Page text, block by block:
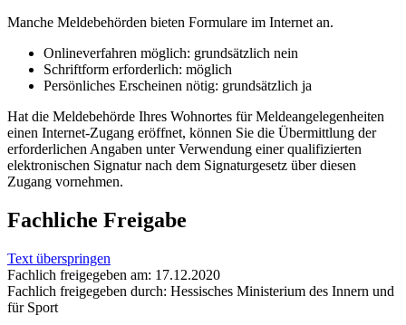
Manche Meldebehörden bieten Formulare im Internet an.
Onlineverfahren möglich: grundsätzlich nein
Schriftform erforderlich: möglich
Persönliches Erscheinen nötig: grundsätzlich ja
Hat die Meldebehörde Ihres Wohnortes für Meldeangelegenheiten
einen Internet-Zugang eröffnet, können Sie die Übermittlung der
erforderlichen Angaben unter Verwendung einer qualifizierten
elektronischen Signatur nach dem Signaturgesetz über diesen
Zugang vornehmen.
Fachliche Freigabe
Text überspringen
Fachlich freigegeben am: 17.12.2020
Fachlich freigegeben durch: Hessisches Ministerium des Innern und
für Sport